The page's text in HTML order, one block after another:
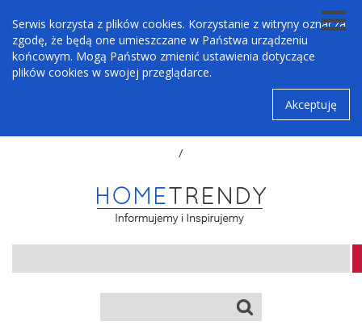
Serwis korzysta z plików cookies. Korzystanie z witryny oznacza
zgodę, że będą one umieszczane w Państwa urządzeniu
końcowym. Mogą Państwo zmienić ustawienia dotyczące
plików cookies w swojej przeglądarce.
Akceptuję
/